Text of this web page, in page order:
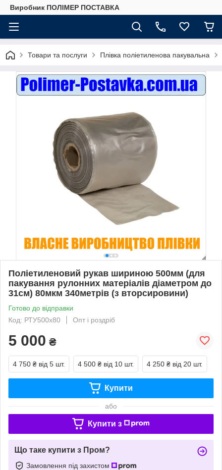
Виробник ПОЛІМЕР ПОСТАВКА
Товари та послуги Плівка поліетиленова пакувальна
Поліетиленовий рукав шириною 500мм (для
пакування рулонних матеріалів діаметром до
31см) 80мкм 340метрів (з вторсировини)
Готово до відправки
Код: РТУ500х80
Опт і роздріб
5 000 ₴
4 750 ₴ від 5 шт. 4 500 ₴ від 10 шт. 4 250 ₴ від 20 шт.
Купити
або
Купити з
Що таке купити з Пром?
Замовлення під захистом